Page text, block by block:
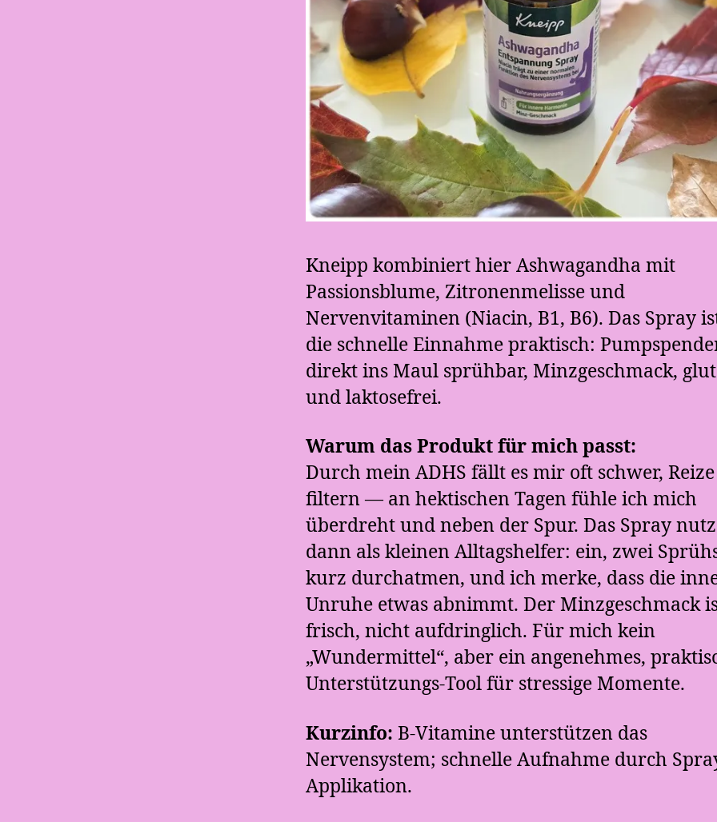
Kneipp kombiniert hier Ashwagandha mit
Passionsblume, Zitronenmelisse und
Nervenvitaminen (Niacin, B1, B6). Das Spray
die schnelle Einnahme praktisch:
direkt ins Maul sprühbar, Minzgeschmack,
und laktosefrei.
Warum das Produkt für mich passt:
Durch mein ADHS fällt es mir oft schwer,
filtern — an hektischen Tagen fühle ich mich
überdreht und neben der Spur. Das Spray
dann als kleinen Alltagshelfer: ein, zwei
kurz durchatmen, und ich merke, dass die
Unruhe etwas abnimmt. Der Minzgeschmack
frisch, nicht aufdringlich. Für mich kein
„Wundermittel“, aber ein angenehmes,
Unterstützungs-Tool für stressige Momente.
Kurzinfo: B-Vitamine unterstützen das
Nervensystem; schnelle Aufnahme durch
Applikation.